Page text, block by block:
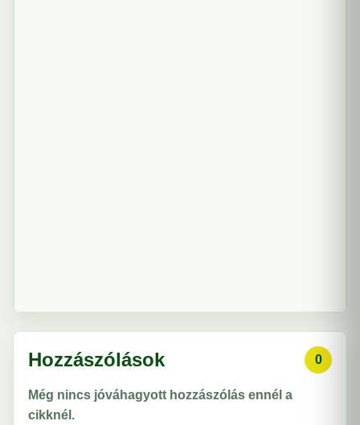
Hozzászólások 0
Még nincs jóváhagyott hozzászólás ennél a
cikknél.